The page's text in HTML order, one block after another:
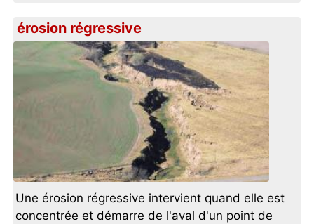
érosion régressive
Une érosion régressive intervient quand elle est
concentrée et démarre de l'aval d'un point de